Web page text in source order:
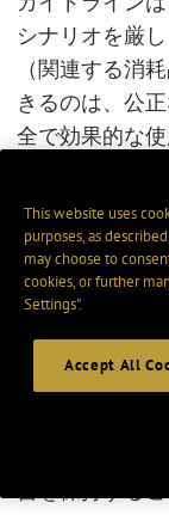
シナリオを厳
（関連する消
きるのは、公
全で効果的な
製品開発や改
機関による性
効率化、患者
また、ガイド
約において無
こと、無償提
と、効果的な
供された機器
This website uses
purposes, as
may choose to
cookies, or further
Settings".
Accept All